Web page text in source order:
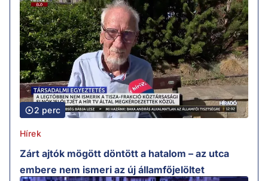
2 perc
Hírek
Zárt ajtók mögött döntött a hatalom – az utca
embere nem ismeri az új államfőjelöltet